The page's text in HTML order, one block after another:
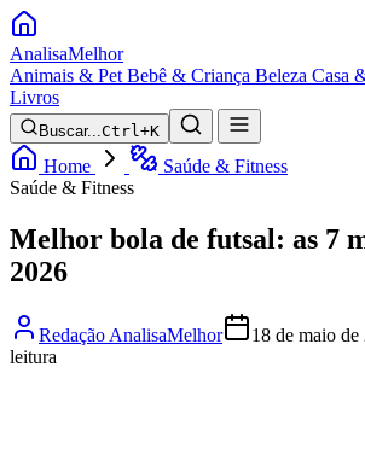
AnalisaMelhor
Animais & Pet Bebê & Criança Beleza Casa
Livros
Buscar...Ctrl+K
Home
Saúde & Fitness
Saúde & Fitness
Melhor bola de futsal: as 7
2026
Redação AnalisaMelhor 18 de maio de
leitura